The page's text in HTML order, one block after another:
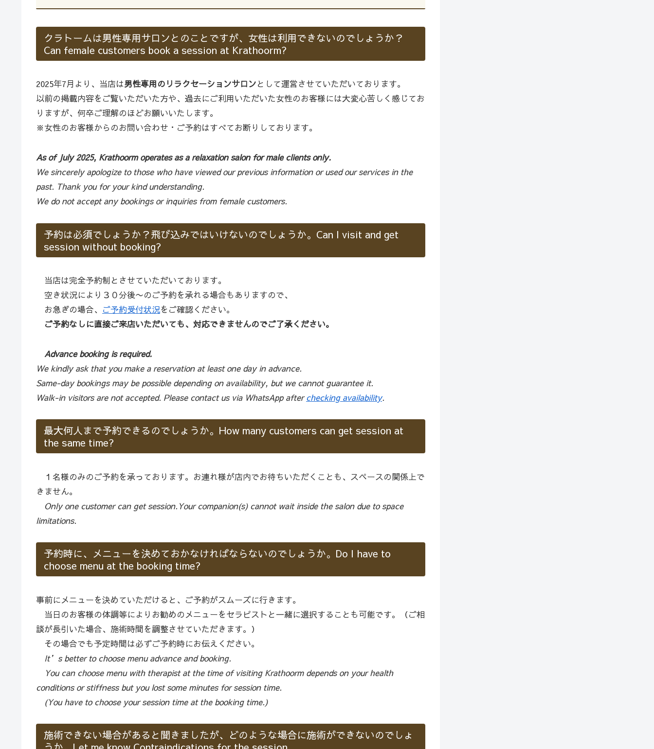
クラトームは男性専用サロンとのことですが、女性は利用できないのでしょうか？
Can female customers book a session at Krathoorm?
2025年7月より、当店は男性専用のリラクセーションサロンとして運営させていただいております。
以前の掲載内容をご覧いただいた方や、過去にご利用いただいた女性のお客様には大変心苦しく感じてお
りますが、何卒ご理解のほどお願いいたします。
※女性のお客様からのお問い合わせ・ご予約はすべてお断りしております。
As of July 2025, Krathoorm operates as a relaxation salon for male clients only.
We sincerely apologize to those who have viewed our previous information or used our services in the
past. Thank you for your kind understanding.
We do not accept any bookings or inquiries from female customers.
予約は必須でしょうか？飛び込みではいけないのでしょうか。Can I visit and get
session without booking?
当店は完全予約制とさせていただいております。
空き状況により３０分後〜のご予約を承れる場合もありますので、
お急ぎの場合、 ご予約受付状況をご確認ください。
ご予約なしに直接ご来店いただいても、対応できませんのでご了承ください。
Advance booking is required.
We kindly ask that you make a reservation at least one day in advance.
Same-day bookings may be possible depending on availability, but we cannot guarantee it.
Walk-in visitors are not accepted. Please contact us via WhatsApp afterchecking availability.
最大何人まで予約できるのでしょうか。How many customers can get session at
the same time?
１名様のみのご予約を承っております。お連れ様が店内でお待ちいただくことも、スペースの関係上で
きません。
Only one customer can get session.Your companion(s) cannot wait inside the salon due to space
limitations.
予約時に、メニューを決めておかなければならないのでしょうか。Do I have to
choose menu at the booking time?
事前にメニューを決めていただけると、ご予約がスムーズに行きます。
当日のお客様の体調等によりお勧めのメニューをセラピストと一緒に選択することも可能です。（ご相
談が長引いた場合、施術時間を調整させていただきます。）
その場合でも予定時間は必ずご予約時にお伝えください。
It’s better to choose menu advance and booking.
You can choose menu with therapist at the time of visiting Krathoorm depends on your health
conditions or stiffness but you lost some minutes for session time.
(You have to choose your session time at the booking time.)
施術できない場合があると聞きましたが、どのような場合に施術ができないのでしょ